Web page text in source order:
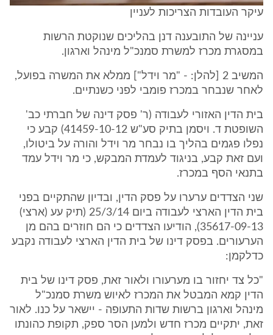
עיקר העובדות הצריכות לעניין
עניינה של התובענה דנן בהליכים שנוקטת הרשות
במסגרת מכרז למשרת סמנכ"ל מינהל וארגון.
המשיב 2 [להלן: - "מר וידל"] ממלא את המשרה בפועל,
לאחר שנבחר במכרז פומבי לפני כשנתיים.
בית הדין האזורי לעבודה (ר' פסק דינה של חברתי כב'
השופטת ד. ויסמן בתיק סע"ש 41459-10-12) קבע כי
נפלו פגמים בהליך בו נבחר מר וידל והורה על ביטולו,
ועם זאת קבע, בניגוד לעמדת המבקש, כי מר וידל עמד
בתנאי הסף במכרז.
שני הצדדים ערערו על פסק הדין, ובדיון שהתקיים בפני
בית הדין הארצי לעבודה ביום 25/3/14 (תיק עע (ארצי)
35617-09-13), הודיעו הצדדים כי הם חוזרים בהם מן
הערעורים. בפסק דינו של בית הדין הארצי לעבודה נקבע
כדלקמן:
"כל צד יחזור בו מערעורו ולאור זאת, פסק דינו של בית
הדין קמא המבטל את המכרז לאיוש משרת סמנכ"ל
מינהל וארגון ברשות שדות התעופה - יישאר על כנו. לאור
זאת, יתקיים מכרז חדש ולמען הסר ספק, תקופת כהונתו